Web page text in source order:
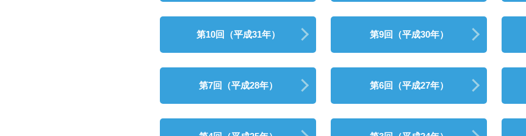
第10回（平成31年） 第9回（平成30年）
第7回（平成28年） 第6回（平成27年）